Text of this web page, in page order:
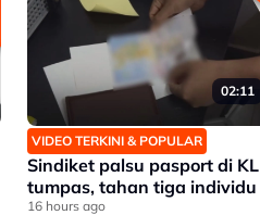
02:11
VIDEO TERKINI & POPULAR
Sindiket palsu pasport di KL
tumpas, tahan tiga individu
16 hours ago